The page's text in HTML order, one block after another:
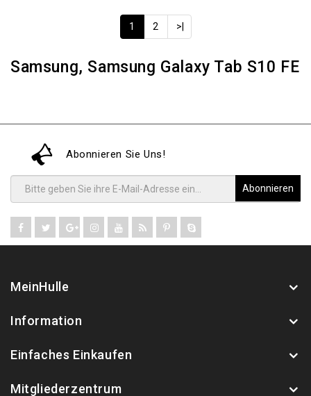
1 2 >|
Samsung, Samsung Galaxy Tab S10 FE
Abonnieren Sie Uns!
Abonnieren
MeinHulle
Information
Einfaches Einkaufen
Mitgliederzentrum